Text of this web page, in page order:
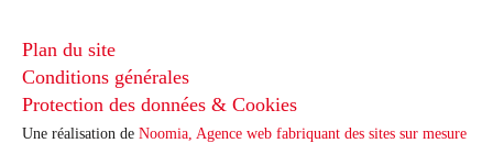
Plan du site
Conditions générales
Protection des données & Cookies
Une réalisation de Noomia, Agence web fabriquant des sites sur mesure